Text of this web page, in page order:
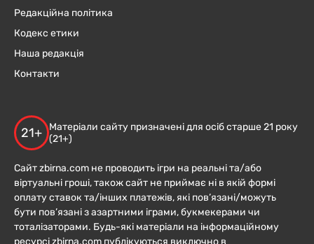
Редакційна політика
Кодекс етики
Наша редакція
Контакти
21+
Матеріали сайту призначені для осіб старше 21 року
(21+)
Сайт zbirna.com не проводить ігри на реальні та/або
віртуальні гроші, також сайт не приймає ні в якій формі
оплату ставок та/інших платежів, які пов’язані/можуть
бути пов’язані з азартними іграми, букмекерами чи
тоталізаторами. Будь-які матеріали на інформаційному